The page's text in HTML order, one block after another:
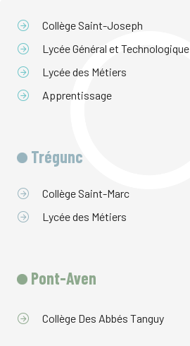
Collège Saint-Joseph
Lycée Général et Technologique
Lycée des Métiers
Apprentissage
Trégunc
Collège Saint-Marc
Lycée des Métiers
Pont-Aven
Collège Des Abbés Tanguy